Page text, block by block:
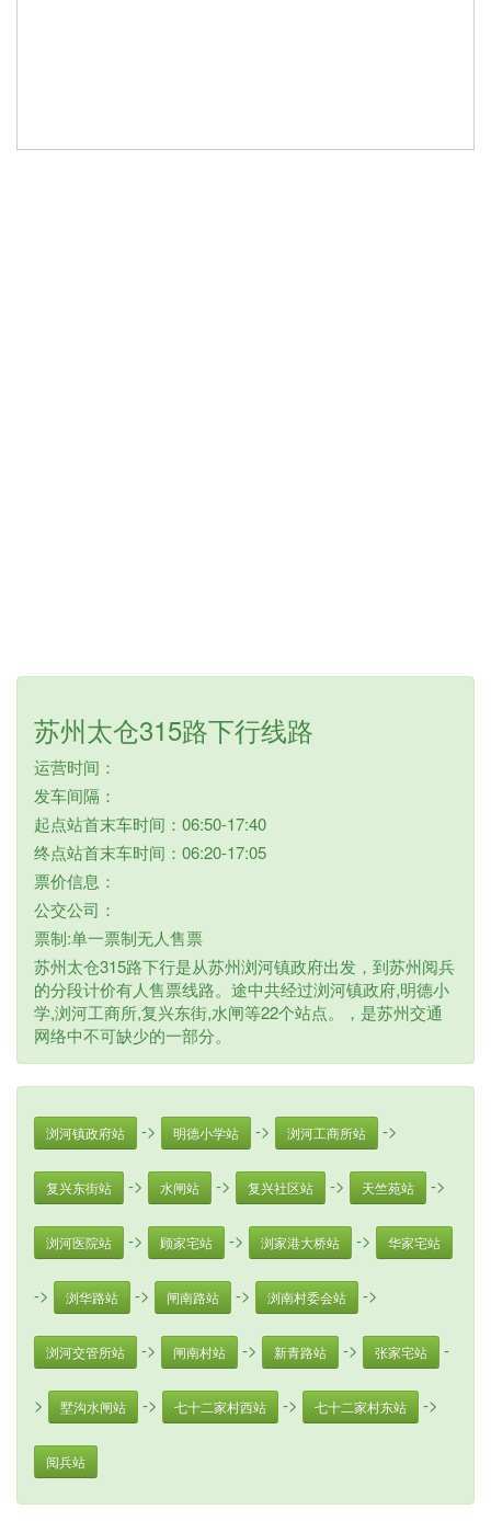
苏州太仓315路下行线路
运营时间：
发车间隔：
起点站首末车时间：06:50-17:40
终点站首末车时间：06:20-17:05
票价信息：
公交公司：
票制:单一票制无人售票
苏州太仓315路下行是从苏州浏河镇政府出发，到苏州阅兵
的分段计价有人售票线路。途中共经过浏河镇政府,明德小
学,浏河工商所,复兴东街,水闸等22个站点。，是苏州交通
网络中不可缺少的一部分。
浏河镇政府站 -> 明德小学站 -> 浏河工商所站 ->
复兴东街站 -> 水闸站 -> 复兴社区站 -> 天竺苑站 ->
浏河医院站 -> 顾家宅站 -> 浏家港大桥站 -> 华家宅站
-> 浏华路站 -> 闸南路站 -> 浏南村委会站 ->
浏河交管所站 -> 闸南村站 -> 新青路站 -> 张家宅站 -
> 墅沟水闸站 -> 七十二家村西站 -> 七十二家村东站 ->
阅兵站